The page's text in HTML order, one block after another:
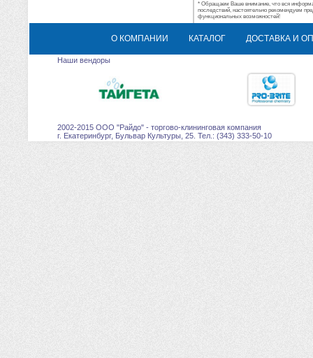
* Обращаем Ваше внимание, что вся
последствий, настоятельно рекомендуем
функциональных возможностей!
О КОМПАНИИ КАТАЛОГ ДОСТАВКА И
Наши вендоры
2002-2015 ООО "Райдо" - торгово-клининговая компания
г. Екатеринбург, Бульвар Культуры, 25. Тел.: (343) 333-50-10